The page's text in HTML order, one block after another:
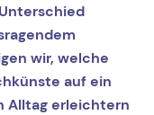
wir, welche
auf ein
Alltag erleichtern